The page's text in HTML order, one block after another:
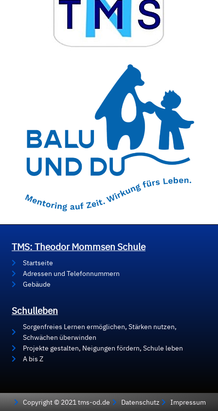
TMS: Theodor Mommsen Schule
Startseite
Adressen und Telefonnummern
Gebäude
Schulleben
Sorgenfreies Lernen ermöglichen, Stärken nutzen,
Schwächen überwinden
Projekte gestalten, Neigungen fördern, Schule leben
A bis Z
Copyright © 2021 tms-od.de Datenschutz Impressum